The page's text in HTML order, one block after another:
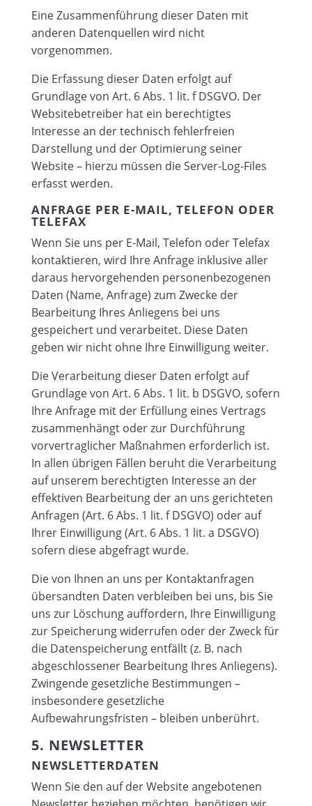
Eine Zusammenführung dieser Daten mit
anderen Datenquellen wird nicht
vorgenommen.
Die Erfassung dieser Daten erfolgt auf
Grundlage von Art. 6 Abs. 1 lit. f DSGVO. Der
Websitebetreiber hat ein berechtigtes
Interesse an der technisch fehlerfreien
Darstellung und der Optimierung seiner
Website – hierzu müssen die Server-Log-Files
erfasst werden.
ANFRAGE PER E-MAIL, TELEFON ODER
TELEFAX
Wenn Sie uns per E-Mail, Telefon oder Telefax
kontaktieren, wird Ihre Anfrage inklusive aller
daraus hervorgehenden personenbezogenen
Daten (Name, Anfrage) zum Zwecke der
Bearbeitung Ihres Anliegens bei uns
gespeichert und verarbeitet. Diese Daten
geben wir nicht ohne Ihre Einwilligung weiter.
Die Verarbeitung dieser Daten erfolgt auf
Grundlage von Art. 6 Abs. 1 lit. b DSGVO, sofern
Ihre Anfrage mit der Erfüllung eines Vertrags
zusammenhängt oder zur Durchführung
vorvertraglicher Maßnahmen erforderlich ist.
In allen übrigen Fällen beruht die Verarbeitung
auf unserem berechtigten Interesse an der
effektiven Bearbeitung der an uns gerichteten
Anfragen (Art. 6 Abs. 1 lit. f DSGVO) oder auf
Ihrer Einwilligung (Art. 6 Abs. 1 lit. a DSGVO)
sofern diese abgefragt wurde.
Die von Ihnen an uns per Kontaktanfragen
übersandten Daten verbleiben bei uns, bis Sie
uns zur Löschung auffordern, Ihre Einwilligung
zur Speicherung widerrufen oder der Zweck für
die Datenspeicherung entfällt (z. B. nach
abgeschlossener Bearbeitung Ihres Anliegens).
Zwingende gesetzliche Bestimmungen –
insbesondere gesetzliche
Aufbewahrungsfristen – bleiben unberührt.
5. NEWSLETTER
NEWSLETTER­DATEN
Wenn Sie den auf der Website angebotenen